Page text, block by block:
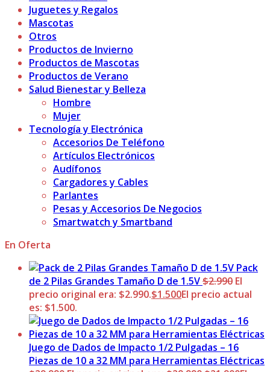
Juguetes y Regalos
Mascotas
Otros
Productos de Invierno
Productos de Mascotas
Productos de Verano
Salud Bienestar y Belleza
Hombre
Mujer
Tecnología y Electrónica
Accesorios De Teléfono
Artículos Electrónicos
Audífonos
Cargadores y Cables
Parlantes
Pesas y Accesorios De Negocios
Smartwatch y Smartband
En Oferta
Pack
de 2 Pilas Grandes Tamaño D de 1.5V$2.990 El
precio original era: $2.990.$1.500El precio actual
es: $1.500.
Juego de Dados de Impacto 1/2 Pulgadas – 16
Piezas de 10 a 32 MM para Herramientas Eléctricas